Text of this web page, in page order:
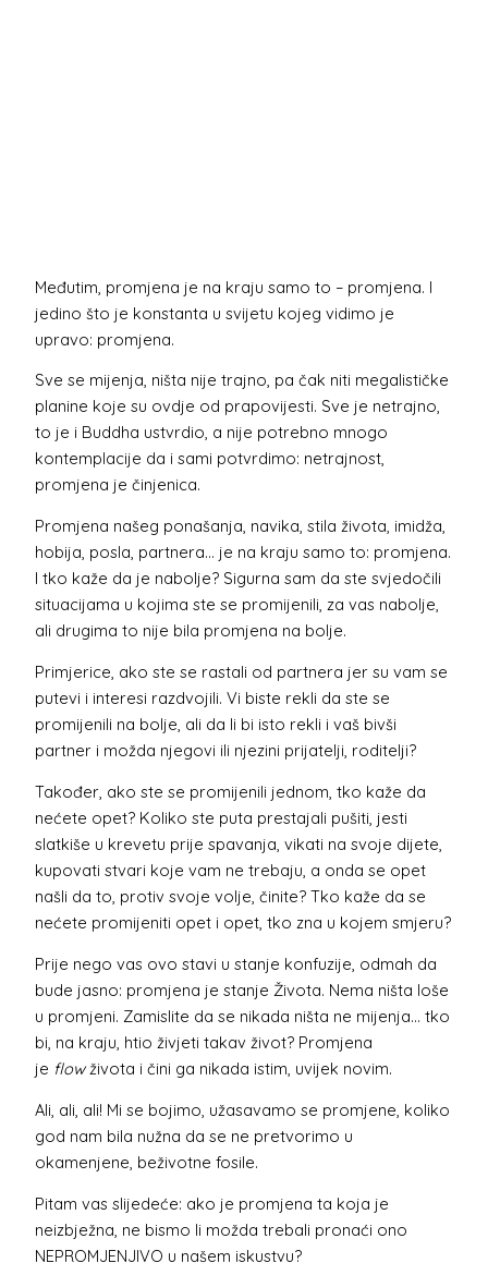
Međutim, promjena je na kraju samo to – promjena. I
jedino što je konstanta u svijetu kojeg vidimo je
upravo: promjena.
Sve se mijenja, ništa nije trajno, pa čak niti megalističke
planine koje su ovdje od prapovijesti. Sve je netrajno,
to je i Buddha ustvrdio, a nije potrebno mnogo
kontemplacije da i sami potvrdimo: netrajnost,
promjena je činjenica.
Promjena našeg ponašanja, navika, stila života, imidža,
hobija, posla, partnera… je na kraju samo to: promjena.
I tko kaže da je nabolje? Sigurna sam da ste svjedočili
situacijama u kojima ste se promijenili, za vas nabolje,
ali drugima to nije bila promjena na bolje.
Primjerice, ako ste se rastali od partnera jer su vam se
putevi i interesi razdvojili. Vi biste rekli da ste se
promijenili na bolje, ali da li bi isto rekli i vaš bivši
partner i možda njegovi ili njezini prijatelji, roditelji?
Također, ako ste se promijenili jednom, tko kaže da
nećete opet? Koliko ste puta prestajali pušiti, jesti
slatkiše u krevetu prije spavanja, vikati na svoje dijete,
kupovati stvari koje vam ne trebaju, a onda se opet
našli da to, protiv svoje volje, činite? Tko kaže da se
nećete promijeniti opet i opet, tko zna u kojem smjeru?
Prije nego vas ovo stavi u stanje konfuzije, odmah da
bude jasno: promjena je stanje Života. Nema ništa loše
u promjeni. Zamislite da se nikada ništa ne mijenja… tko
bi, na kraju, htio živjeti takav život? Promjena
je flowživota i čini ga nikada istim, uvijek novim.
Ali, ali, ali! Mi se bojimo, užasavamo se promjene, koliko
god nam bila nužna da se ne pretvorimo u
okamenjene, beživotne fosile.
Pitam vas slijedeće: ako je promjena ta koja je
neizbježna, ne bismo li možda trebali pronaći ono
NEPROMJENJIVO u našem iskustvu?